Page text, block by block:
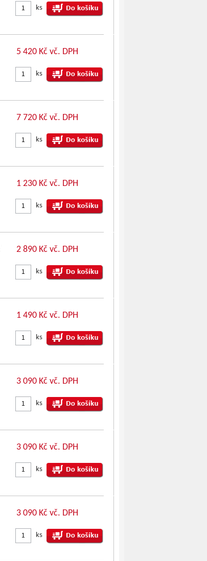
ks
5 420 Kč vč. DPH
ks
7 720 Kč vč. DPH
ks
1 230 Kč vč. DPH
ks
2 890 Kč vč. DPH
ks
1 490 Kč vč. DPH
ks
3 090 Kč vč. DPH
ks
3 090 Kč vč. DPH
ks
3 090 Kč vč. DPH
ks